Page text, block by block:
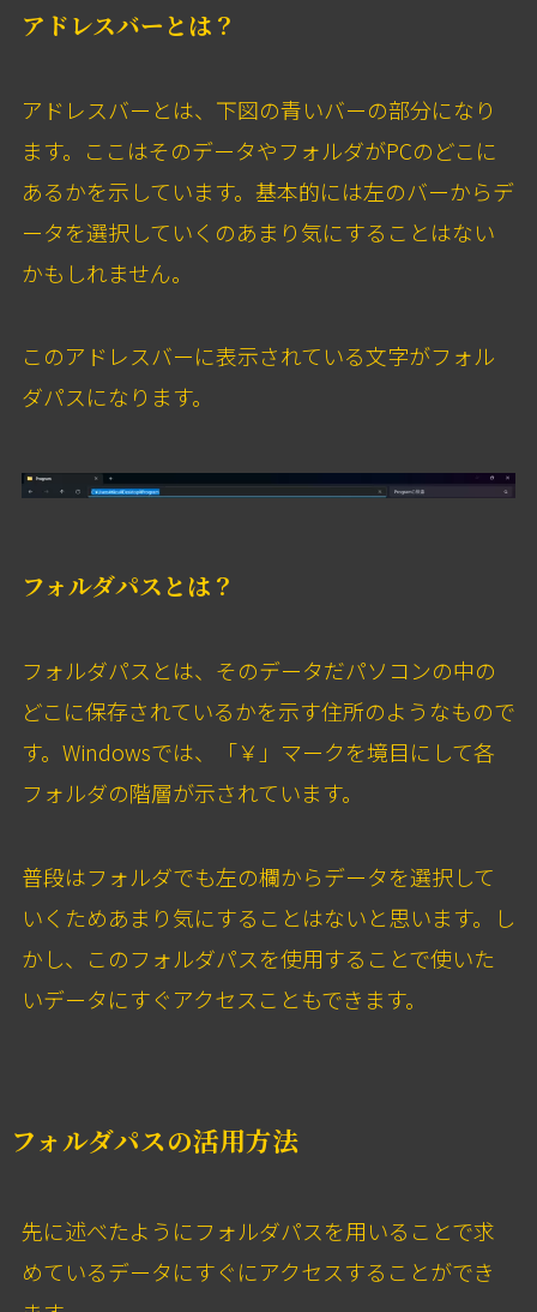
アドレスバーとは？
アドレスバーとは、下図の青いバーの部分になり
ます。ここはそのデータやフォルダがPCのどこに
あるかを示しています。基本的には左のバーからデ
ータを選択していくのあまり気にすることはない
かもしれません。
このアドレスバーに表示されている文字がフォル
ダパスになります。
フォルダパスとは？
フォルダパスとは、そのデータだパソコンの中の
どこに保存されているかを示す住所のようなもので
す。Windowsでは、「￥」マークを境目にして各
フォルダの階層が示されています。
普段はフォルダでも左の欄からデータを選択して
いくためあまり気にすることはないと思います。し
かし、このフォルダパスを使用することで使いた
いデータにすぐアクセスこともできます。
フォルダパスの活用方法
先に述べたようにフォルダパスを用いることで求
めているデータにすぐにアクセスすることができ